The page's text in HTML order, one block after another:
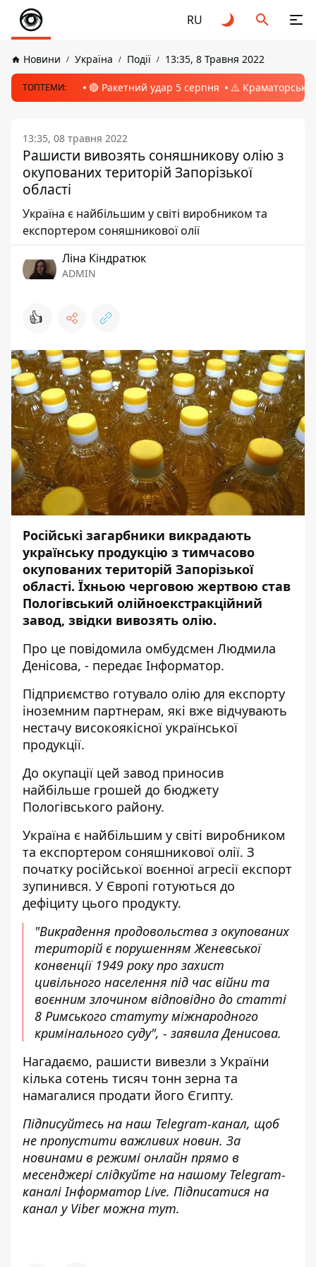
RU
Новини Україна Події 13:35, 8 Травня 2022
ТОПТЕМИ: 🔴 Ракетний удар 5 серпня ⚠️ Краматорськ,
13:35, 08 травня 2022
Рашисти вивозять соняшникову олію з
окупованих територій Запорізької
області
Україна є найбільшим у світі виробником та
експортером соняшникової олії
Ліна Кіндратюк
ADMIN
👍
Російські загарбники викрадають
українську продукцію з тимчасово
окупованих територій Запорізької
області. Їхньою черговою жертвою став
Пологівський олійноекстракційний
завод, звідки вивозять олію.
Про це повідомила омбудсмен Людмила
Денісова, - передає Інформатор.
Підприємство готувало олію для експорту
іноземним партнерам, які вже відчувають
нестачу високоякісної української
продукції.
До окупації цей завод приносив
найбільше грошей до бюджету
Пологівського району.
Україна є найбільшим у світі виробником
та експортером соняшникової олії. З
початку російської воєнної агресії експорт
зупинився. У Європі готуються до
дефіциту цього продукту.
"Викрадення продовольства з окупованих
територій є порушенням Женевської
конвенції 1949 року про захист
цивільного населення під час війни та
воєнним злочином відповідно до статті
8 Римського статуту міжнародного
кримінального суду", - заявила Денисова.
Нагадаємо, рашисти вивезли з України
кілька сотень тисяч тонн зерна та
намагалися продати його Єгипту.
Підписуйтесь на наш Telegram-канал, щоб
не пропустити важливих новин. За
новинами в режимі онлайн прямо в
месенджері слідкуйте на нашому Telegram-
каналіІнформатор Live. Підписатися на
канал у Viber можна тут.